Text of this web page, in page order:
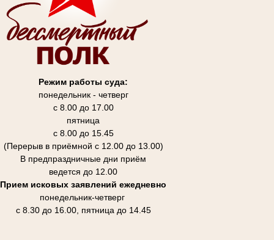
Режим работы суда:
понедельник - четверг
с 8.00 до 17.00
пятница
с 8.00 до 15.45
(Перерыв в приёмной с 12.00 до 13.00)
В предпраздничные дни приём
ведется до 12.00
Прием исковых заявлений ежедневно
понедельник-четверг
с 8.30 до 16.00, пятница до 14.45